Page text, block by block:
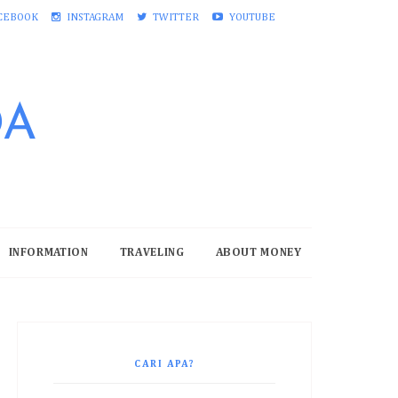
INSTAGRAM TWITTER YOUTUBE
INFORMATION TRAVELING ABOUT MONEY
CARI APA?